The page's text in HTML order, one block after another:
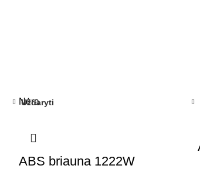
Nėra
Uždaryti
ABS briauna 1222W